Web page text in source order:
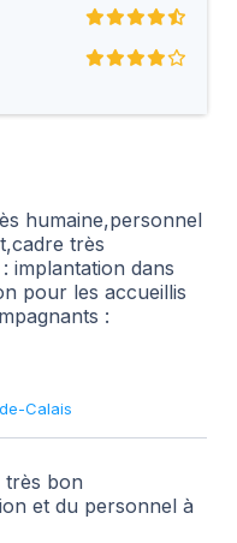
humaine,personnel
très
implantation dans
pour les accueillis
:
Calais
très bon
et du personnel à